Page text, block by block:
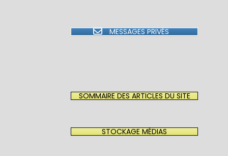
MESSAGES PRIVÉS
SOMMAIRE DES ARTICLES DU SITE
STOCKAGE MÉDIAS